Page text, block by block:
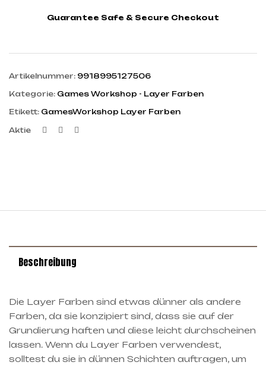
Guarantee Safe & Secure Checkout
Artikelnummer: 9918995127506
Kategorie: Games Workshop - Layer Farben
Etikett: GamesWorkshop Layer Farben
Aktie Facebook
Twitter
Beschreibung
Die Layer Farben sind etwas dünner als andere
Farben, da sie konzipiert sind, dass sie auf der
Grundierung haften und diese leicht durchscheinen
lassen. Wenn du Layer Farben verwendest,
solltest du sie in dünnen Schichten auftragen, um